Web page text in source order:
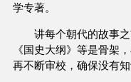
学专著。
讲每个朝代的故事之
《国史大纲》等是骨架
再不断审校，确保没有知